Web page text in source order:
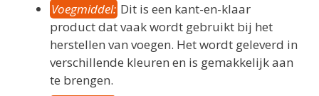
Voegmiddel: Dit is een kant-en-klaar
product dat vaak wordt gebruikt bij het
herstellen van voegen. Het wordt geleverd in
verschillende kleuren en is gemakkelijk aan
te brengen.